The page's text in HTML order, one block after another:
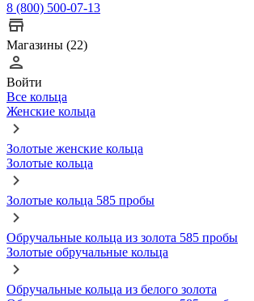
8 (800) 500-07-13
Магазины (22)
Войти
Все кольца
Женские кольца
Золотые женские кольца
Золотые кольца
Золотые кольца 585 пробы
Обручальные кольца из золота 585 пробы
Золотые обручальные кольца
Обручальные кольца из белого золота